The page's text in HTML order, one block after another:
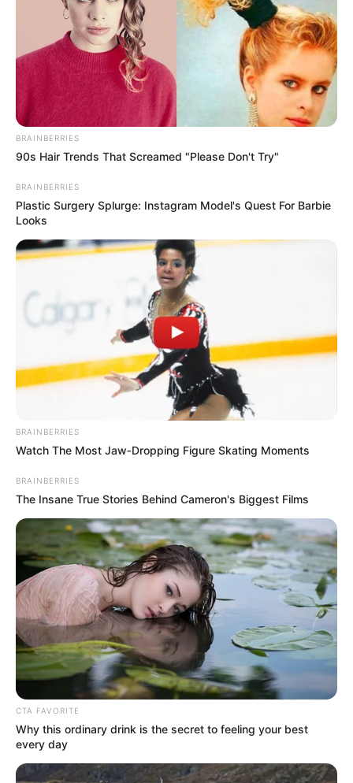
a fideszes celebek! 👇𝐂𝐢𝐤𝐤 𝐚
𝐡𝐨𝐳𝐳𝐚́𝐬𝐳𝐨́𝐥𝐚́𝐬𝐨𝐤𝐧𝐚́𝐥!
by Szerző May 24, 2026
BRAINBERRIES
90s Hair Trends That Screamed "Please Don't Try"
BRAINBERRIES
Plastic Surgery Splurge: Instagram Model's Quest For Barbie
Looks
BRAINBERRIES
Watch The Most Jaw‑Dropping Figure Skating Moments
BRAINBERRIES
The Insane True Stories Behind Cameron's Biggest Films
CTA FAVORITE
Why this ordinary drink is the secret to feeling your best
every day